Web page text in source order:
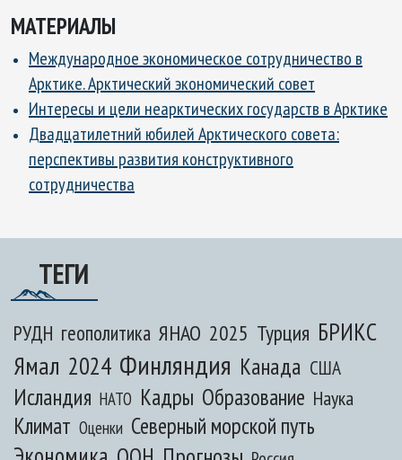
МАТЕРИАЛЫ
Международное экономическое сотрудничество в
Арктике. Арктический экономический совет
Интересы и цели неарктических государств в Арктике
Двадцатилетний юбилей Арктического совета:
перспективы развития конструктивного
сотрудничества
ТЕГИ
РУДН геополитика ЯНАО 2025 Турция БРИКС
Ямал 2024 Финляндия Канада США
Исландия НАТО Кадры Образование Наука
Климат Оценки Северный морской путь